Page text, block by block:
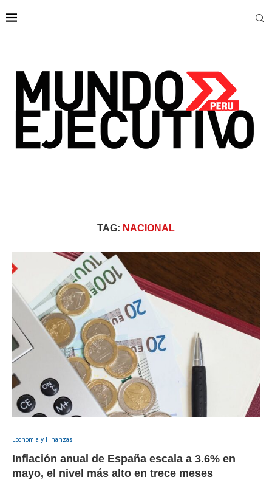
TAG: NACIONAL
Economía y Finanzas
Inflación anual de España escala a 3.6% en
mayo, el nivel más alto en trece meses